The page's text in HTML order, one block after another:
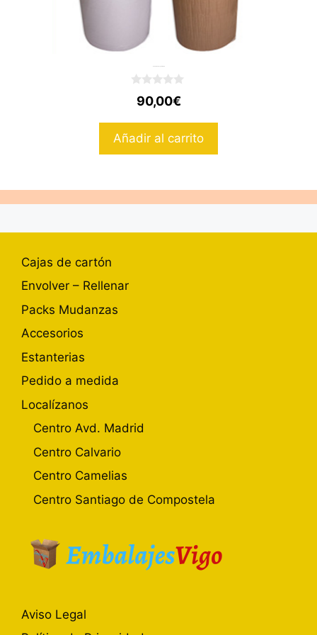
5
90,00€
Añadir al carrito
Cajas de cartón
Envolver – Rellenar
Packs Mudanzas
Accesorios
Estanterias
Pedido a medida
Localízanos
Centro Avd. Madrid
Centro Calvario
Centro Camelias
Centro Santiago de Compostela
Aviso Legal